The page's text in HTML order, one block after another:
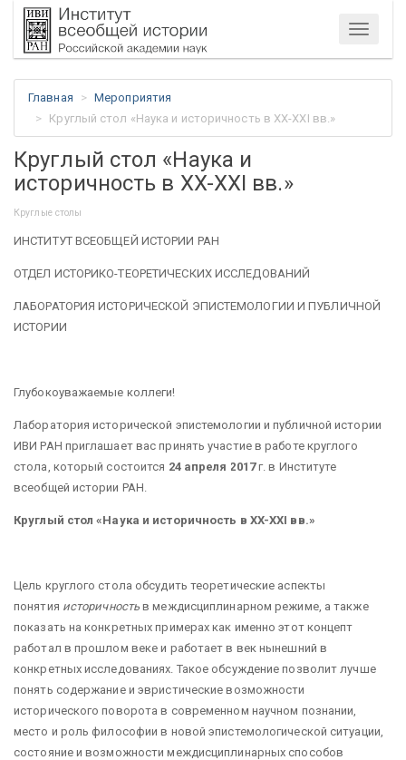
Меню
Главная
Мероприятия
Круглый стол «Наука и историчность в XX-XXI вв.»
Круглый стол «Наука и
историчность в XX-XXI вв.»
Круглые столы
ИНСТИТУТ ВСЕОБЩЕЙ ИСТОРИИ РАН
ОТДЕЛ ИСТОРИКО-ТЕОРЕТИЧЕСКИХ ИССЛЕДОВАНИЙ
ЛАБОРАТОРИЯ ИСТОРИЧЕСКОЙ ЭПИСТЕМОЛОГИИ И ПУБЛИЧНОЙ
ИСТОРИИ
Глубокоуважаемые коллеги!
Лаборатория исторической эпистемологии и публичной истории
ИВИ РАН приглашает вас принять участие в работе круглого
стола, который состоится 24 апреля 2017г. в Институте
всеобщей истории РАН.
Круглый стол «Наука и историчность в XX-XXI вв.»
Цель круглого стола обсудить теоретические аспекты
понятия историчность в междисциплинарном режиме, а также
показать на конкретных примерах как именно этот концепт
работал в прошлом веке и работает в век нынешний в
конкретных исследованиях. Такое обсуждение позволит лучше
понять содержание и эвристические возможности
исторического поворота в современном научном познании,
место и роль философии в новой эпистемологической ситуации,
состояние и возможности междисциплинарных способов